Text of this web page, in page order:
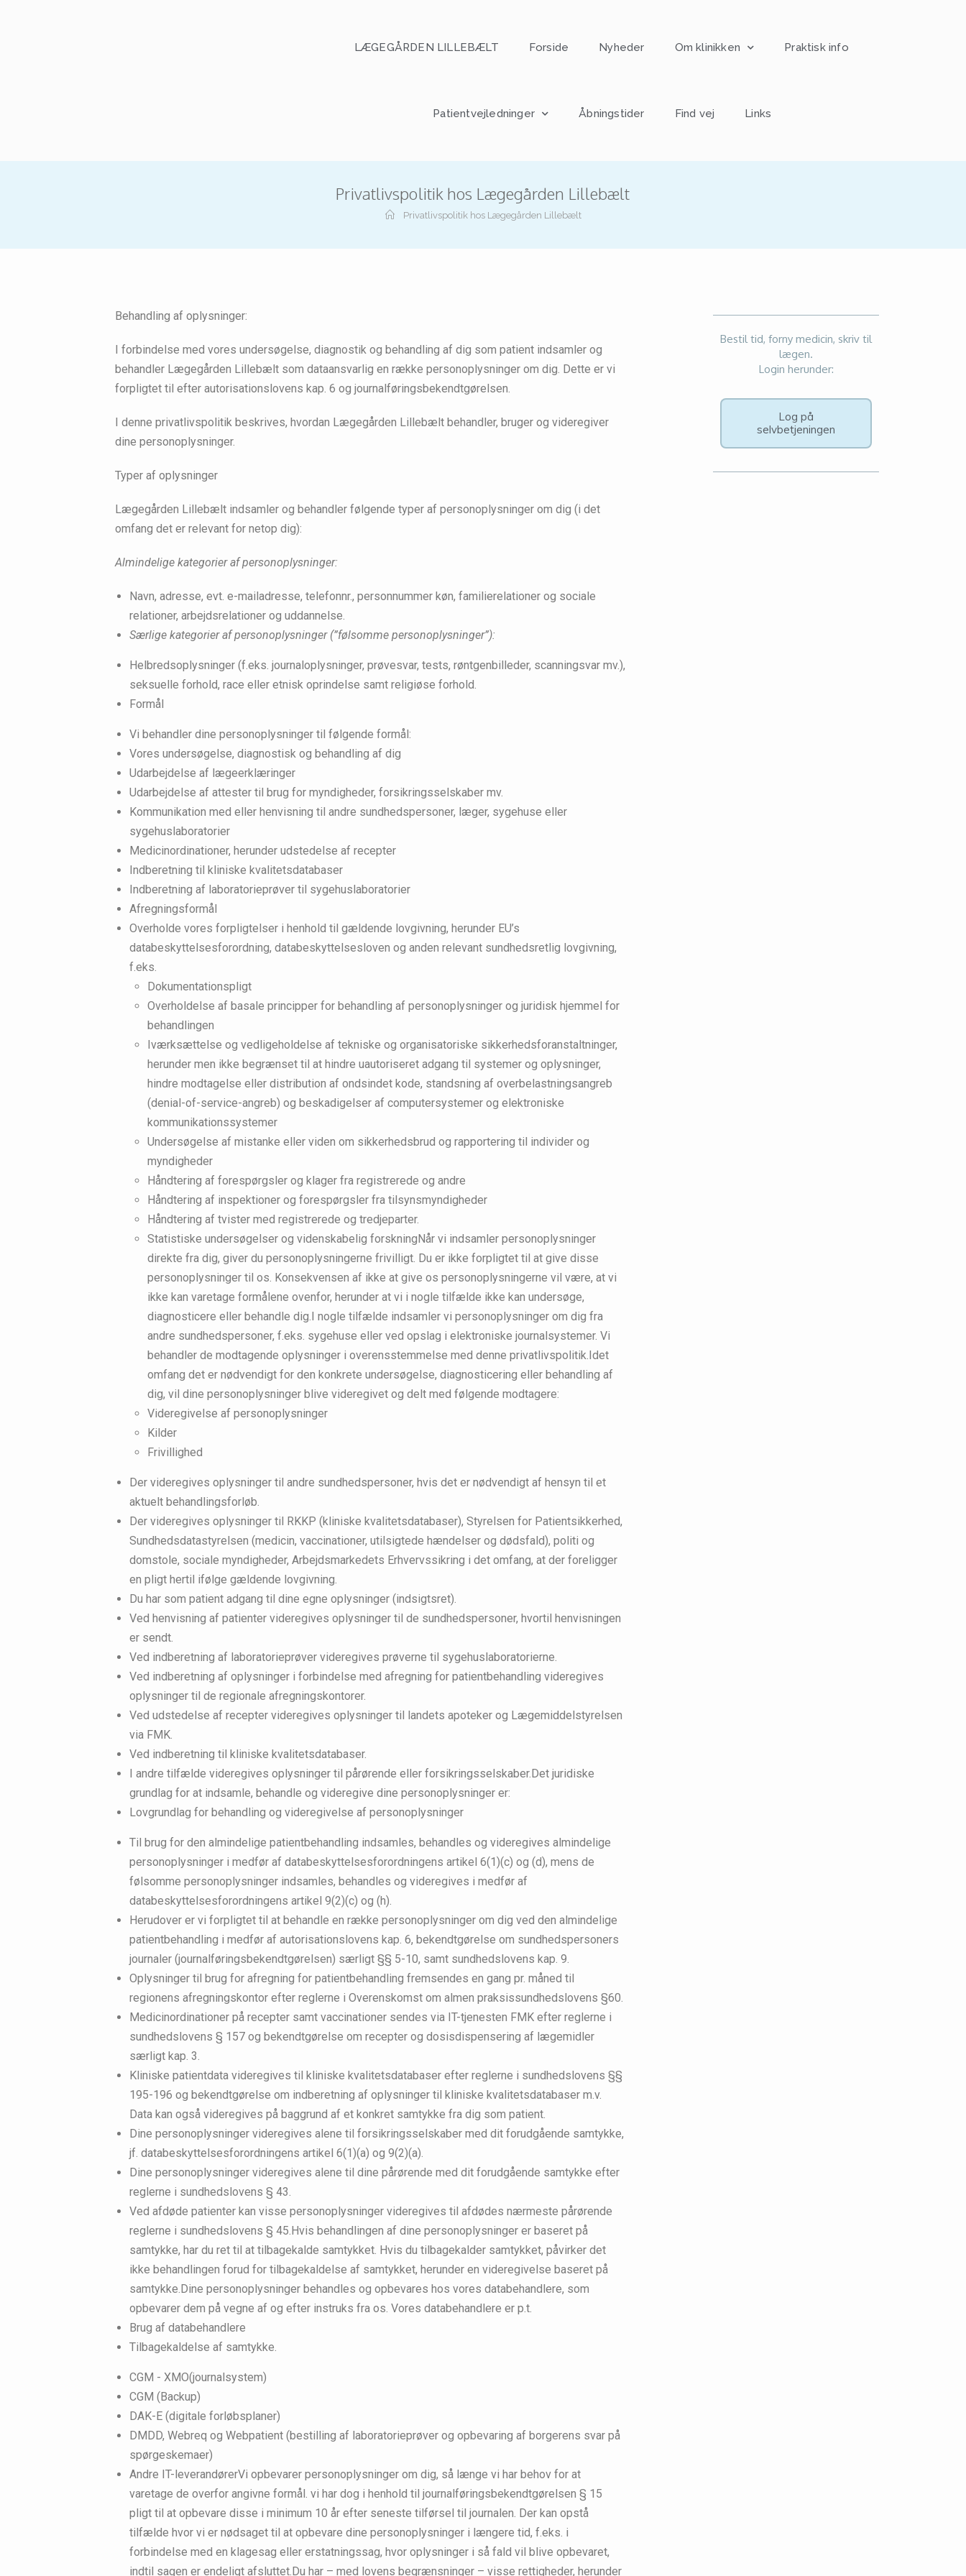
LÆGEGÅRDEN LILLEBÆLT Forside Nyheder Om klinikken Praktisk info
Patientvejledninger Åbningstider Find vej Links
Privatlivspolitik hos Lægegården Lillebælt
Privatlivspolitik hos Lægegården Lillebælt
Behandling af oplysninger:
I forbindelse med vores undersøgelse, diagnostik og behandling af dig som patient indsamler og
behandler Lægegården Lillebælt som dataansvarlig en række personoplysninger om dig. Dette er vi
forpligtet til efter autorisationslovens kap. 6 og journalføringsbekendtgørelsen.
I denne privatlivspolitik beskrives, hvordan Lægegården Lillebælt behandler, bruger og videregiver
dine personoplysninger.
Typer af oplysninger
Lægegården Lillebælt indsamler og behandler følgende typer af personoplysninger om dig (i det
omfang det er relevant for netop dig):
Almindelige kategorier af personoplysninger:
Navn, adresse, evt. e-mailadresse, telefonnr., personnummer køn, familierelationer og sociale
relationer, arbejdsrelationer og uddannelse.
Særlige kategorier af personoplysninger (”følsomme personoplysninger”):
Helbredsoplysninger (f.eks. journaloplysninger, prøvesvar, tests, røntgenbilleder, scanningsvar mv.),
seksuelle forhold, race eller etnisk oprindelse samt religiøse forhold.
Formål
Vi behandler dine personoplysninger til følgende formål:
Vores undersøgelse, diagnostisk og behandling af dig
Udarbejdelse af lægeerklæringer
Udarbejdelse af attester til brug for myndigheder, forsikringsselskaber mv.
Kommunikation med eller henvisning til andre sundhedspersoner, læger, sygehuse eller
sygehuslaboratorier
Medicinordinationer, herunder udstedelse af recepter
Indberetning til kliniske kvalitetsdatabaser
Indberetning af laboratorieprøver til sygehuslaboratorier
Afregningsformål
Overholde vores forpligtelser i henhold til gældende lovgivning, herunder EU’s
databeskyttelsesforordning, databeskyttelsesloven og anden relevant sundhedsretlig lovgivning,
f.eks.
Dokumentationspligt
Overholdelse af basale principper for behandling af personoplysninger og juridisk hjemmel for
behandlingen
Iværksættelse og vedligeholdelse af tekniske og organisatoriske sikkerhedsforanstaltninger,
herunder men ikke begrænset til at hindre uautoriseret adgang til systemer og oplysninger,
hindre modtagelse eller distribution af ondsindet kode, standsning af overbelastningsangreb
(denial-of-service-angreb) og beskadigelser af computersystemer og elektroniske
kommunikationssystemer
Undersøgelse af mistanke eller viden om sikkerhedsbrud og rapportering til individer og
myndigheder
Håndtering af forespørgsler og klager fra registrerede og andre
Håndtering af inspektioner og forespørgsler fra tilsynsmyndigheder
Håndtering af tvister med registrerede og tredjeparter.
Statistiske undersøgelser og videnskabelig forskningNår vi indsamler personoplysninger
direkte fra dig, giver du personoplysningerne frivilligt. Du er ikke forpligtet til at give disse
personoplysninger til os. Konsekvensen af ikke at give os personoplysningerne vil være, at vi
ikke kan varetage formålene ovenfor, herunder at vi i nogle tilfælde ikke kan undersøge,
diagnosticere eller behandle dig.I nogle tilfælde indsamler vi personoplysninger om dig fra
andre sundhedspersoner, f.eks. sygehuse eller ved opslag i elektroniske journalsystemer. Vi
behandler de modtagende oplysninger i overensstemmelse med denne privatlivspolitik.Idet
omfang det er nødvendigt for den konkrete undersøgelse, diagnosticering eller behandling af
dig, vil dine personoplysninger blive videregivet og delt med følgende modtagere:
Videregivelse af personoplysninger
Kilder
Frivillighed
Der videregives oplysninger til andre sundhedspersoner, hvis det er nødvendigt af hensyn til et
aktuelt behandlingsforløb.
Der videregives oplysninger til RKKP (kliniske kvalitetsdatabaser), Styrelsen for Patientsikkerhed,
Sundhedsdatastyrelsen (medicin, vaccinationer, utilsigtede hændelser og dødsfald), politi og
domstole, sociale myndigheder, Arbejdsmarkedets Erhvervssikring i det omfang, at der foreligger
en pligt hertil ifølge gældende lovgivning.
Du har som patient adgang til dine egne oplysninger (indsigtsret).
Ved henvisning af patienter videregives oplysninger til de sundhedspersoner, hvortil henvisningen
er sendt.
Ved indberetning af laboratorieprøver videregives prøverne til sygehuslaboratorierne.
Ved indberetning af oplysninger i forbindelse med afregning for patientbehandling videregives
oplysninger til de regionale afregningskontorer.
Ved udstedelse af recepter videregives oplysninger til landets apoteker og Lægemiddelstyrelsen
via FMK.
Ved indberetning til kliniske kvalitetsdatabaser.
I andre tilfælde videregives oplysninger til pårørende eller forsikringsselskaber.Det juridiske
grundlag for at indsamle, behandle og videregive dine personoplysninger er:
Lovgrundlag for behandling og videregivelse af personoplysninger
Til brug for den almindelige patientbehandling indsamles, behandles og videregives almindelige
personoplysninger i medfør af databeskyttelsesforordningens artikel 6(1)(c) og (d), mens de
følsomme personoplysninger indsamles, behandles og videregives i medfør af
databeskyttelsesforordningens artikel 9(2)(c) og (h).
Herudover er vi forpligtet til at behandle en række personoplysninger om dig ved den almindelige
patientbehandling i medfør af autorisationslovens kap. 6, bekendtgørelse om sundhedspersoners
journaler (journalføringsbekendtgørelsen) særligt §§ 5-10, samt sundhedslovens kap. 9.
Oplysninger til brug for afregning for patientbehandling fremsendes en gang pr. måned til
regionens afregningskontor efter reglerne i Overenskomst om almen praksissundhedslovens §60.
Medicinordinationer på recepter samt vaccinationer sendes via IT-tjenesten FMK efter reglerne i
sundhedslovens § 157 og bekendtgørelse om recepter og dosisdispensering af lægemidler
særligt kap. 3.
Kliniske patientdata videregives til kliniske kvalitetsdatabaser efter reglerne i sundhedslovens §§
195-196 og bekendtgørelse om indberetning af oplysninger til kliniske kvalitetsdatabaser m.v.
Data kan også videregives på baggrund af et konkret samtykke fra dig som patient.
Dine personoplysninger videregives alene til forsikringsselskaber med dit forudgående samtykke,
jf. databeskyttelsesforordningens artikel 6(1)(a) og 9(2)(a).
Dine personoplysninger videregives alene til dine pårørende med dit forudgående samtykke efter
reglerne i sundhedslovens § 43.
Ved afdøde patienter kan visse personoplysninger videregives til afdødes nærmeste pårørende
reglerne i sundhedslovens § 45.Hvis behandlingen af dine personoplysninger er baseret på
samtykke, har du ret til at tilbagekalde samtykket. Hvis du tilbagekalder samtykket, påvirker det
ikke behandlingen forud for tilbagekaldelse af samtykket, herunder en videregivelse baseret på
samtykke.Dine personoplysninger behandles og opbevares hos vores databehandlere, som
opbevarer dem på vegne af og efter instruks fra os. Vores databehandlere er p.t.
Brug af databehandlere
Tilbagekaldelse af samtykke.
CGM - XMO(journalsystem)
CGM (Backup)
DAK-E (digitale forløbsplaner)
DMDD, Webreq og Webpatient (bestilling af laboratorieprøver og opbevaring af borgerens svar på
spørgeskemaer)
Andre IT-leverandørerVi opbevarer personoplysninger om dig, så længe vi har behov for at
varetage de overfor angivne formål. vi har dog i henhold til journalføringsbekendtgørelsen § 15
pligt til at opbevare disse i minimum 10 år efter seneste tilførsel til journalen. Der kan opstå
tilfælde hvor vi er nødsaget til at opbevare dine personoplysninger i længere tid, f.eks. i
forbindelse med en klagesag eller erstatningssag, hvor oplysninger i så fald vil blive opbevaret,
indtil sagen er endeligt afsluttet.Du har – med lovens begrænsninger – visse rettigheder, herunder
Bestil tid, forny medicin, skriv til
lægen.
Login herunder:
Log på
selvbetjeningen